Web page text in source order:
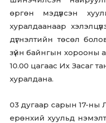
өргөн мэдүүлсэн
хуралдаанаар
дүгнэлтийн төсөл
зүйн байнгын хорооны
10.00 цагаас Их Засаг
хуралдана.
03 дугаар сарын 17-ны
ерөнхий хуульд